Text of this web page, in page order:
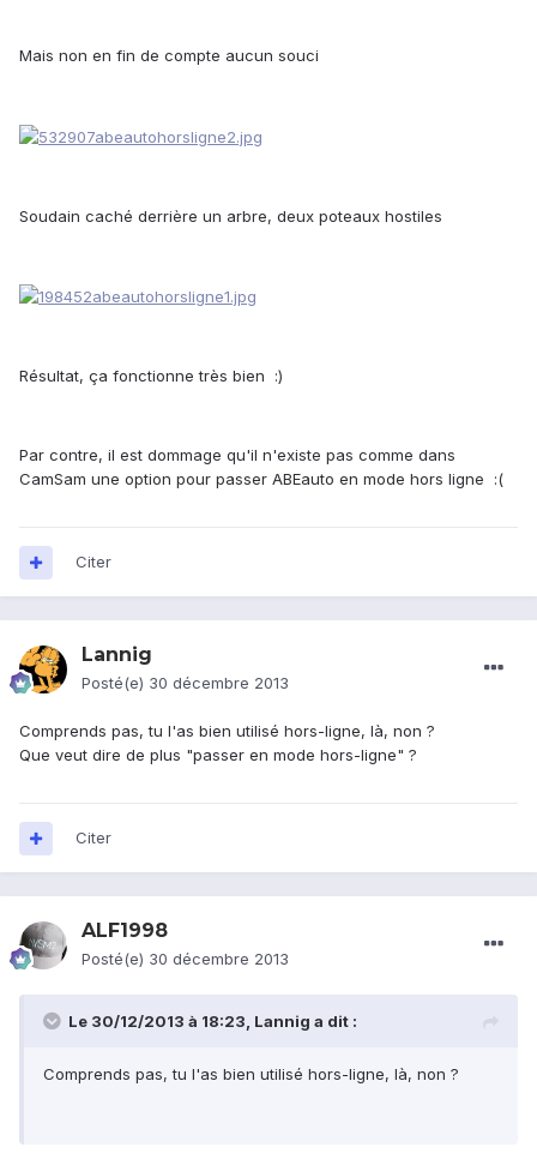
Mais non en fin de compte aucun souci
Soudain caché derrière un arbre, deux poteaux hostiles
Résultat, ça fonctionne très bien :)
Par contre, il est dommage qu'il n'existe pas comme dans
CamSam une option pour passer ABEauto en mode hors ligne :(
Citer
Lannig
Posté(e) 30 décembre 2013
Comprends pas, tu l'as bien utilisé hors-ligne, là, non ?
Que veut dire de plus "passer en mode hors-ligne" ?
Citer
ALF1998
Posté(e) 30 décembre 2013
Le 30/12/2013 à 18:23, Lannig a dit :
Comprends pas, tu l'as bien utilisé hors-ligne, là, non ?